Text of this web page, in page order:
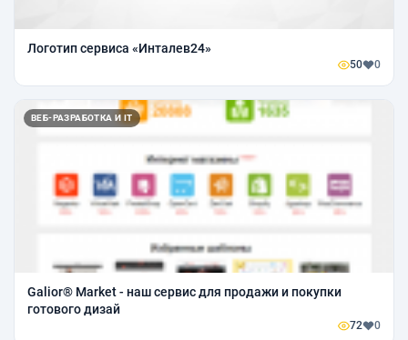
Логотип сервиса «Инталев24»
50 0
ВЕБ-РАЗРАБОТКА И IT
Galior® Market - наш сервис для продажи и покупки
готового дизай
72 0